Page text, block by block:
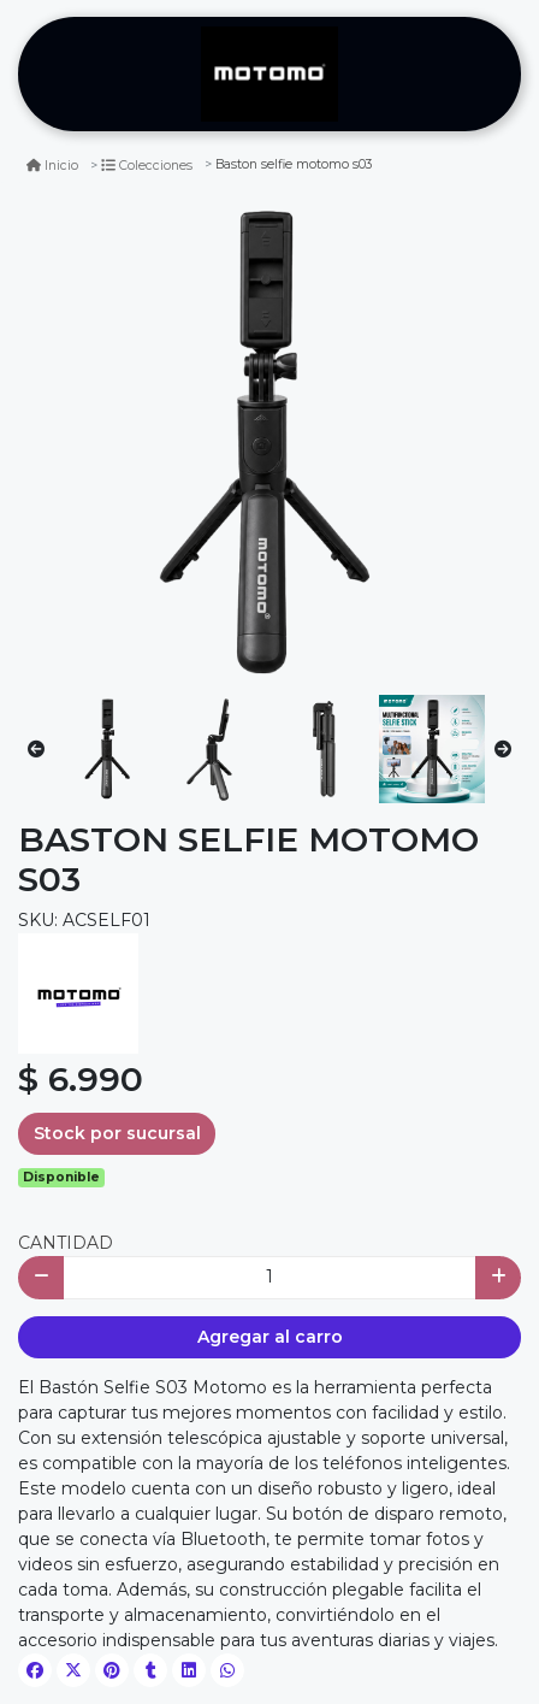
Inicio Colecciones Baston selfie motomo s03
BASTON SELFIE MOTOMO
S03
SKU: ACSELF01
$ 6.990
Stock por sucursal
Disponible
CANTIDAD
Agregar al carro
El Bastón Selfie S03 Motomo es la herramienta perfecta
para capturar tus mejores momentos con facilidad y estilo.
Con su extensión telescópica ajustable y soporte universal,
es compatible con la mayoría de los teléfonos inteligentes.
Este modelo cuenta con un diseño robusto y ligero, ideal
para llevarlo a cualquier lugar. Su botón de disparo remoto,
que se conecta vía Bluetooth, te permite tomar fotos y
videos sin esfuerzo, asegurando estabilidad y precisión en
cada toma. Además, su construcción plegable facilita el
transporte y almacenamiento, convirtiéndolo en el
accesorio indispensable para tus aventuras diarias y viajes.